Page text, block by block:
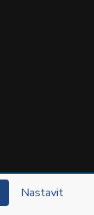
Nastavit